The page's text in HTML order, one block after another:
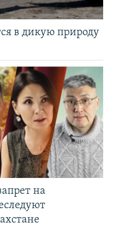
в дикую природу
на